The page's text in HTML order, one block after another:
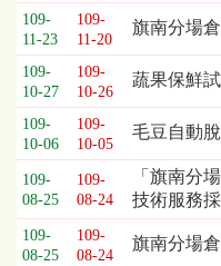
事
項
109-
11-23
109-
11-20
旗南分場
109-
10-27
109-
10-26
蔬果保鮮
109-
10-06
109-
10-05
毛豆自動
109-
08-25
109-
08-24
「旗南分
技術服務
109-
08-25
109-
08-24
旗南分場